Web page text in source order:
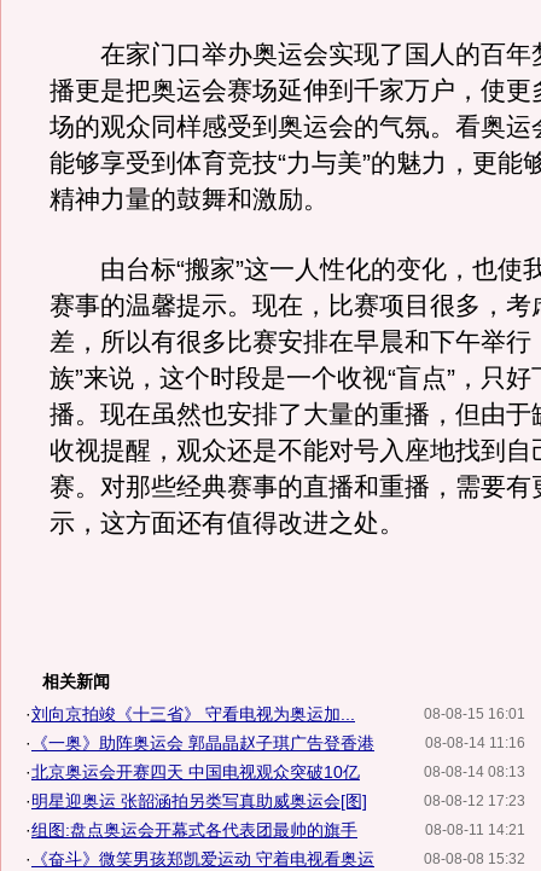
在家门口举办奥运会实现了国人的百年
播更是把奥运会赛场延伸到千家万户，使更
场的观众同样感受到奥运会的气氛。看奥运
能够享受到体育竞技“力与美”的魅力，更能
精神力量的鼓舞和激励。
由台标“搬家”这一人性化的变化，也使
赛事的温馨提示。现在，比赛项目很多，考
差，所以有很多比赛安排在早晨和下午举行
族”来说，这个时段是一个收视“盲点”，只
播。现在虽然也安排了大量的重播，但由于
收视提醒，观众还是不能对号入座地找到自
赛。对那些经典赛事的直播和重播，需要有
示，这方面还有值得改进之处。
相关新闻
08-08-15 16:01
·刘向京拍竣《十三省》 守看电视为奥运加...
08-08-14 11:16
· 《一奥》助阵奥运会 郭晶晶赵子琪广告登香港
08-08-14 08:13
·北京奥运会开赛四天 中国电视观众突破10亿
08-08-12 17:23
·明星迎奥运 张韶涵拍另类写真助威奥运会[图]
08-08-11 14:21
·组图:盘点奥运会开幕式各代表团最帅的旗手
08-08-08 15:32
· 《奋斗》微笑男孩郑凯爱运动 守着电视看奥运